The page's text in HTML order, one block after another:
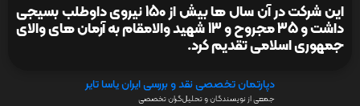
این شرکت در آن سال ها بیش از 150 نیروی داوطلب بسیجی
داشت و 35 مجروح و 13 شهید والامقام به آرمان های والای
جمهوری اسلامی تقدیم کرد.
دپارتمان تخصصی نقد و بررسی ایران یاسا تایر
جمعی از نویسندگان و تحلیل‌گران تخصصی